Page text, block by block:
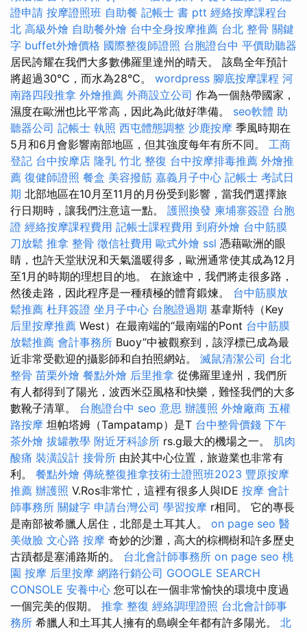
證申請 按摩證照班 自助餐 記帳士 書 ptt 經絡按摩課程台
北 高級外燴 自助餐外燴 台中全身按摩推薦 台北 整骨 關鍵
字 buffet外燴價格 國際整復師證照 台胞證台中 平價助聽器
居民誇耀在我們大多數佛羅里達州的晴天。 該島全年預計
將超過30°C，而水為28°C。 wordpress 腳底按摩課程 河
南路四段推拿 外燴推薦 外商設立公司 作為一個熱帶國家，
濕度在歐洲也比平常高，因此為此做好準備。 seo軟體 助
聽器公司 記帳士 執照 西屯體態調整 沙鹿按摩 季風時期在
5月和6月會影響南部地區，但其強度每年有所不同。 工商
登記 台中按摩店 隆乳 竹北 整復 台中按摩排毒推薦 外燴推
薦 復健師證照 餐盒 美容撥筋 嘉義月子中心 記帳士 考試日
期 北部地區在10月至11月的月份受到影響，當我們選擇旅
行日期時，讓我們注意這一點。 護照換發 柬埔寨簽證 台胞
證 經絡按摩課程費用 記帳士課程費用 到府外燴 台中筋膜
刀放鬆 推拿 整骨 徵信社費用 歐式外燴 ssl 憑藉歐洲的眼
睛，也許天堂狀況和天氣溫暖得多，歐洲通常使其成為12月
至1月的時期的理想目的地。 在旅途中，我們將走很多路，
然後走路，因此程序是一種積極的體育鍛煉。 台中筋膜放
鬆推薦 杜拜簽證 坐月子中心 台胞證過期 基韋斯特（Key
后里按摩推薦 West）在最南端的“最南端的Pont 台中筋膜
放鬆推薦 會計事務所 Buoy”中被觀察到，該浮標已成為最
近非常受歡迎的攝影師和自拍照網站。 滅鼠清潔公司 台北
整骨 苗栗外燴 餐點外燴 后里推拿 從佛羅里達州，我們所
有人都得到了陽光，波西米亞風格和快樂，難怪我們的大多
數靴子清單。 台胞證台中 seo 意思 辦護照 外燴廠商 五權
路按摩 坦帕塔姆（Tampatamp）是T 台中整骨價錢 下午
茶外燴 拔罐教學 附近牙科診所 rs.g最大的機場之一。 肌肉
酸痛 裝潢設計 接骨所 由於其中心位置，旅遊業也非常有
利。 餐點外燴 傳統整復推拿技術士證照班2023 豐原按摩
推薦 辦護照 V.Ros非常忙，這裡有很多人與IDE 按摩 會計
師事務所 關鍵字 申請台灣公司 學習按摩 r相同。 它的專長
是南部被希臘人居住，北部是土耳其人。 on page seo 醫
美做臉 文心路 按摩 奇妙的沙灘，高大的棕櫚樹和許多歷史
古蹟都是塞浦路斯的。 台北會計師事務所 on page seo 桃
園 按摩 后里按摩 網路行銷公司 GOOGLE SEARCH
CONSOLE 安養中心 您可以在一個非常愉快的環境中度過
一個完美的假期。 推拿 整復 經絡調理證照 台北會計師事
務所 希臘人和土耳其人擁有的島嶼全年都有許多陽光。 北